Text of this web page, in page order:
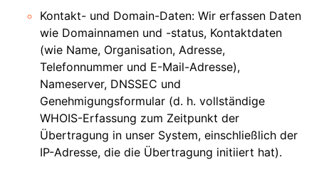
Kontakt- und Domain-Daten: Wir erfassen Daten
wie Domainnamen und -status, Kontaktdaten
(wie Name, Organisation, Adresse,
Telefonnummer und E-Mail-Adresse),
Nameserver, DNSSEC und
Genehmigungsformular (d. h. vollständige
WHOIS-Erfassung zum Zeitpunkt der
Übertragung in unser System, einschließlich der
IP-Adresse, die die Übertragung initiiert hat).